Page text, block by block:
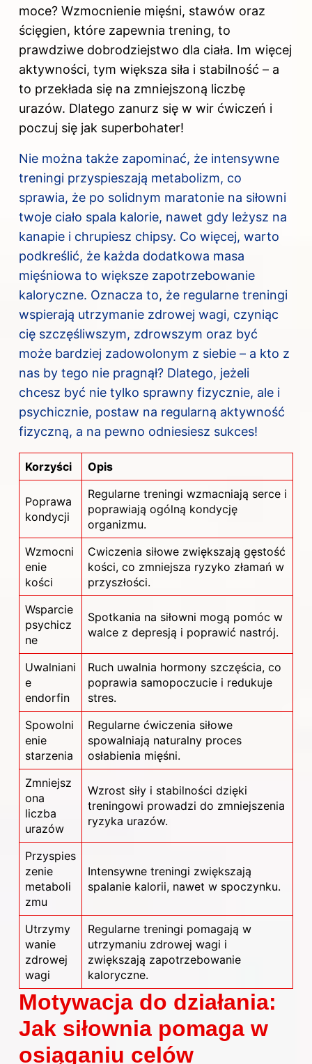
moce? Wzmocnienie mięśni, stawów oraz
ścięgien, które zapewnia trening, to
prawdziwe dobrodziejstwo dla ciała. Im więcej
aktywności, tym większa siła i stabilność – a
to przekłada się na zmniejszoną liczbę
urazów. Dlatego zanurz się w wir ćwiczeń i
poczuj się jak superbohater!
Nie można także zapominać, że intensywne
treningi przyspieszają metabolizm, co
sprawia, że po solidnym maratonie na siłowni
twoje ciało spala kalorie, nawet gdy leżysz na
kanapie i chrupiesz chipsy. Co więcej, warto
podkreślić, że każda dodatkowa masa
mięśniowa to większe zapotrzebowanie
kaloryczne. Oznacza to, że regularne treningi
wspierają utrzymanie zdrowej wagi, czyniąc
cię szczęśliwszym, zdrowszym oraz być
może bardziej zadowolonym z siebie – a kto z
nas by tego nie pragnął? Dlatego, jeżeli
chcesz być nie tylko sprawny fizycznie, ale i
psychicznie, postaw na regularną aktywność
fizyczną, a na pewno odniesiesz sukces!
Korzyści Opis
Poprawa
kondycji
Regularne treningi wzmacniają serce i
poprawiają ogólną kondycję
organizmu.
Wzmocni
enie
kości
Cwiczenia siłowe zwiększają gęstość
kości, co zmniejsza ryzyko złamań w
przyszłości.
Wsparcie
psychicz
ne
Spotkania na siłowni mogą pomóc w
walce z depresją i poprawić nastrój.
Uwalniani
e
endorfin
Ruch uwalnia hormony szczęścia, co
poprawia samopoczucie i redukuje
stres.
Spowolni
enie
starzenia
Regularne ćwiczenia siłowe
spowalniają naturalny proces
osłabienia mięśni.
Zmniejsz
ona
liczba
urazów
Wzrost siły i stabilności dzięki
treningowi prowadzi do zmniejszenia
ryzyka urazów.
Przyspies
zenie
metaboli
zmu
Intensywne treningi zwiększają
spalanie kalorii, nawet w spoczynku.
Utrzymy
wanie
zdrowej
wagi
Regularne treningi pomagają w
utrzymaniu zdrowej wagi i
zwiększają zapotrzebowanie
kaloryczne.
Motywacja do działania:
Jak siłownia pomaga w
osiąganiu celów